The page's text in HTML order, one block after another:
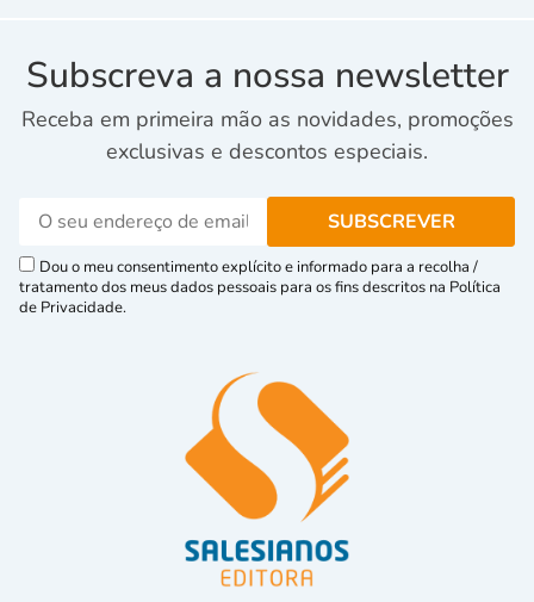
Subscreva a nossa newsletter
Receba em primeira mão as novidades, promoções
exclusivas e descontos especiais.
Dou o meu consentimento explícito e informado para a recolha /
tratamento dos meus dados pessoais para os fins descritos na Política
de Privacidade.